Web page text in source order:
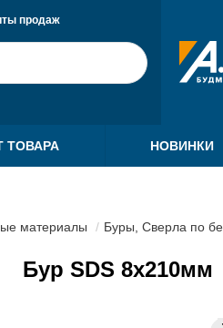
продаж
ТОВАРА НОВИНКИ
материалы Буры, Сверла по
Бур SDS 8х210мм